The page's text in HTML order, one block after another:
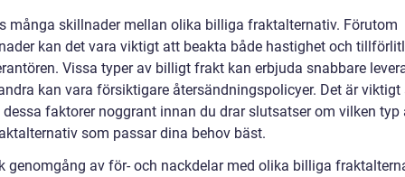
många skillnader mellan olika billiga fraktalternativ. Förutom
kan det vara viktigt att beakta både hastighet och
Vissa typer av billigt frakt kan erbjuda snabbare
kan vara försiktigare återsändningspolicyer. Det är viktigt
faktorer noggrant innan du drar slutsatser om vilken typ
som passar dina behov bäst.
genomgång av för- och nackdelar med olika billiga